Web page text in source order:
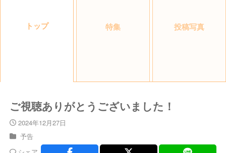
トップ 特集 投稿写真
ご視聴ありがとうございました！
2024年12月27日
予告